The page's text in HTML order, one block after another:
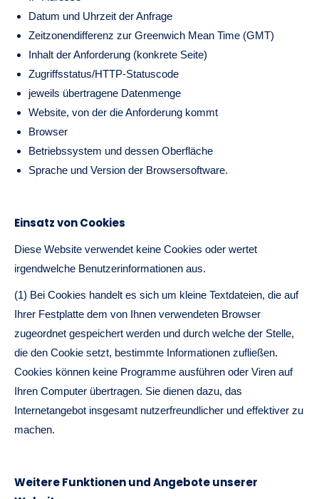
Datum und Uhrzeit der Anfrage
Zeitzonendifferenz zur Greenwich Mean Time (GMT)
Inhalt der Anforderung (konkrete Seite)
Zugriffsstatus/HTTP-Statuscode
jeweils übertragene Datenmenge
Website, von der die Anforderung kommt
Browser
Betriebssystem und dessen Oberfläche
Sprache und Version der Browsersoftware.
Einsatz von Cookies
Diese Website verwendet keine Cookies oder wertet
irgendwelche Benutzerinformationen aus.
(1) Bei Cookies handelt es sich um kleine Textdateien, die auf
Ihrer Festplatte dem von Ihnen verwendeten Browser
zugeordnet gespeichert werden und durch welche der Stelle,
die den Cookie setzt, bestimmte Informationen zufließen.
Cookies können keine Programme ausführen oder Viren auf
Ihren Computer übertragen. Sie dienen dazu, das
Internetangebot insgesamt nutzerfreundlicher und effektiver zu
machen.
Weitere Funktionen und Angebote unserer